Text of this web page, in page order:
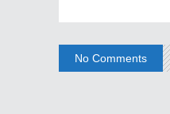
No Comments